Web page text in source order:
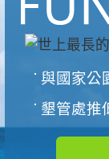
與國家公
墾管處推